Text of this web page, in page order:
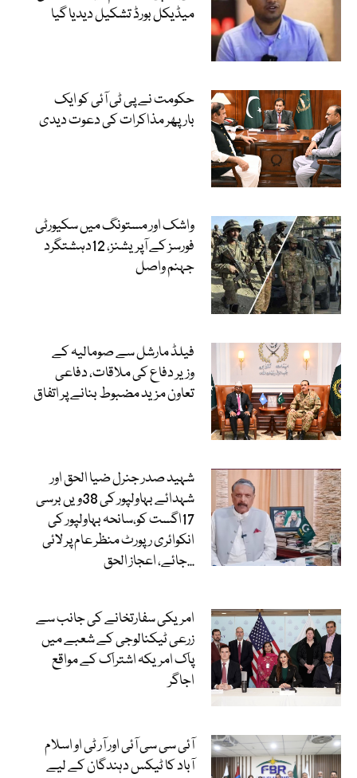
میڈیکل بورڈ تشکیل دیدیا گیا
حکومت نے پی ٹی آئی کو ایک
بارپھر مذاکرات کی دعوت دیدی
واشک اور مستونگ میں سکیورٹی
فورسز کے آپریشنز، 12دہشتگرد
جہنم واصل
فیلڈ مارشل سے صومالیہ کے
وزیر دفاع کی ملاقات، دفاعی
تعاون مزید مضبوط بنانے پر اتفاق
شہید صدر جنرل ضیا الحق اور
شہدائے بہاولپور کی 38ویں برسی
17اگست کو،سانحہ بہاولپور کی
انکوائری رپورٹ منظر عام پر لائی
جائے، اعجاز الحق...
امریکی سفارتخانے کی جانب سے
زرعی ٹیکنالوجی کے شعبے میں
پاک امریکہ اشتراک کے مواقع
اجاگر
آئی سی سی آئی اور آر ٹی او اسلام
آباد کا ٹیکس دہندگان کے لیے